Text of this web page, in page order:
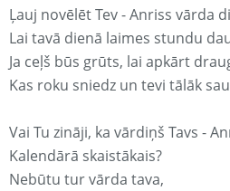
Ļauj novēlēt Tev - Anriss vārda
Lai tavā dienā laimes stundu
Ja ceļš būs grūts, lai apkārt
Kas roku sniedz un tevi tālāk
Vai Tu zināji, ka vārdiņš Tavs -
Kalendārā skaistākais?
Nebūtu tur vārda tava,